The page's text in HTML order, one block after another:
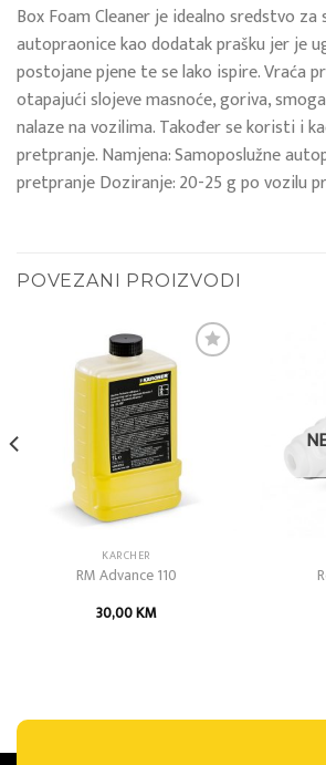
Box Foam Cleaner je idealno sredstvo za
autopraonice kao dodatak prašku jer je
postojane pjene te se lako ispire. Vraća
otapajući slojeve masnoće, goriva,
nalaze na vozilima. Također se koristi i
pretpranje. Namjena: Samoposlužne
pretpranje Doziranje: 20-25 g po vozilu
POVEZANI PROIZVODI
KARCHER
RM Advance 110
30,00KM